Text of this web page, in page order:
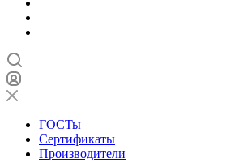
ГОСТы
Сертификаты
Производители